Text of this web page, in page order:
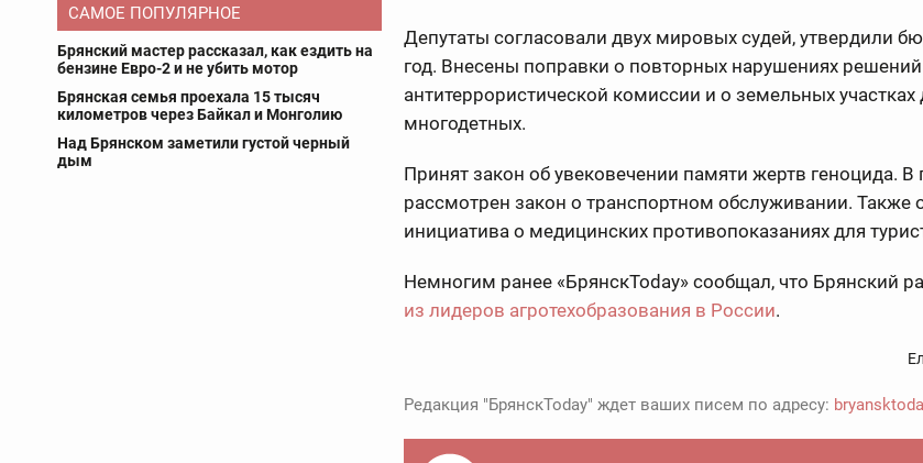
САМОЕ ПОПУЛЯРНОЕ
Брянский мастер рассказал, как ездить на
бензине Евро-2 и не убить мотор
Брянская семья проехала 15 тысяч
километров через Байкал и Монголию
Над Брянском заметили густой черный
дым
Депутаты согласовали двух мировых судей, утвердили
год. Внесены поправки о повторных нарушениях решений
антитеррористической комиссии и о земельных участках
многодетных.
Принят закон об увековечении памяти жертв геноцида. В
рассмотрен закон о транспортном обслуживании. Также
инициатива о медицинских противопоказаниях для
Немногим ранее «БрянскToday» сообщал, что Брянский
из лидеров агротехобразования в России.
Редакция "БрянскToday" ждет ваших писем по адресу: